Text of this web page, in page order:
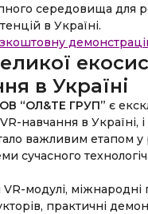
середовища для
в Україні.
в Україні
“ОЛ&ТЕ ГРУП” є
навчання в Україні, і
важливим етапом у
сучасного
модулі, міжнародні
практичні